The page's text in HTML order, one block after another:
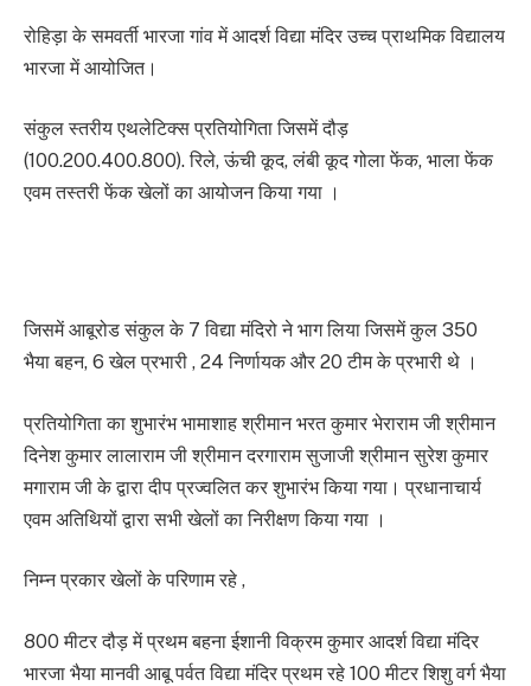
रोहिड़ा के समवर्ती भारजा गांव में आदर्श विद्या मंदिर उच्च प्राथमिक विद्यालय
भारजा में आयोजित।
संकुल स्तरीय एथलेटिक्स प्रतियोगिता जिसमें दौड़
(100.200.400.800). रिले, ऊंची कूद, लंबी कूद गोला फेंक, भाला फेंक
एवम तस्तरी फेंक खेलों का आयोजन किया गया ।
जिसमें आबूरोड संकुल के 7 विद्या मंदिरो ने भाग लिया जिसमें कुल 350
भैया बहन, 6 खेल प्रभारी , 24 निर्णायक और 20 टीम के प्रभारी थे ।
प्रतियोगिता का शुभारंभ भामाशाह श्रीमान भरत कुमार भेराराम जी श्रीमान
दिनेश कुमार लालाराम जी श्रीमान दरगाराम सुजाजी श्रीमान सुरेश कुमार
मगाराम जी के द्वारा दीप प्रज्वलित कर शुभारंभ किया गया। प्रधानाचार्य
एवम अतिथियों द्वारा सभी खेलों का निरीक्षण किया गया ।
निम्न प्रकार खेलों के परिणाम रहे ,
800 मीटर दौड़ में प्रथम बहना ईशानी विक्रम कुमार आदर्श विद्या मंदिर
भारजा भैया मानवी आबू पर्वत विद्या मंदिर प्रथम रहे 100 मीटर शिशु वर्ग भैया